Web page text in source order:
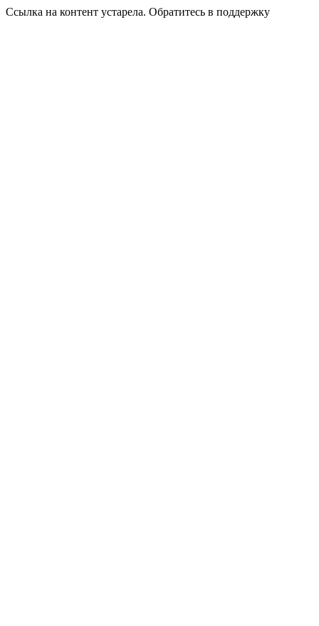
Ссылка на контент устарела. Обратитесь в поддержку